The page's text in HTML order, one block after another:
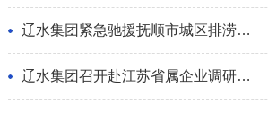
辽水集团紧急驰援抚顺市城区排涝抢险
辽水集团召开赴江苏省属企业调研座谈会